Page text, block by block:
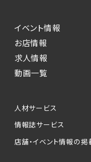
イベント情報
お店情報
求人情報
動画一覧
人材サービス
情報誌サービス
店舗・イベント情報の掲